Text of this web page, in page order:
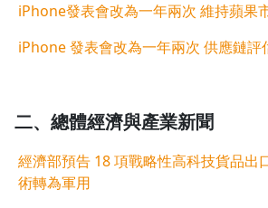
iPhone發表會改為一年兩次 維持蘋果
iPhone 發表會改為一年兩次 供應鏈評
二、 總體經濟與產業新聞
經濟部預告 18 項戰略性高科技貨品出
術轉為軍用